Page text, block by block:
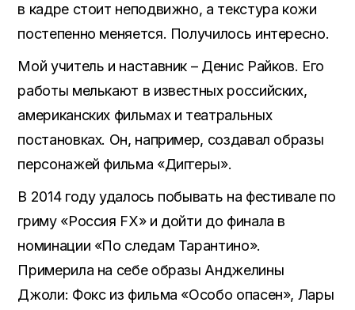
в кадре стоит неподвижно, а текстура кожи
постепенно меняется. Получилось интересно.
Мой учитель и наставник – Денис Райков. Его
работы мелькают в известных российских,
американских фильмах и театральных
постановках. Он, например, создавал образы
персонажей фильма «Диггеры».
В 2014 году удалось побывать на фестивале по
гриму «Россия FX» и дойти до финала в
номинации «По следам Тарантино».
Примерила на себе образы Анджелины
Джоли: Фокс из фильма «Особо опасен», Лары